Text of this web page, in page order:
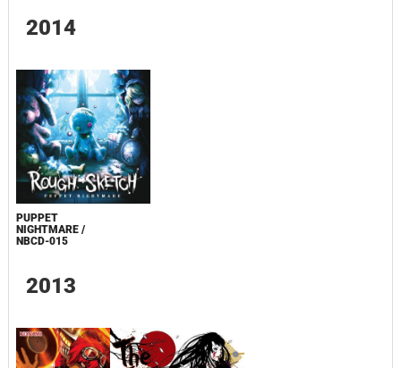
2014
PUPPET
NIGHTMARE /
NBCD-015
2013